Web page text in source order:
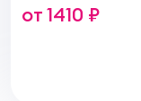
от 1410 ₽